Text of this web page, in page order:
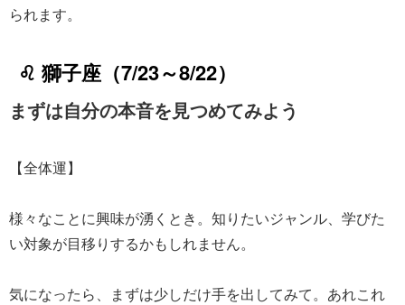
られます。
♌ 獅子座（7/23～8/22）
まずは自分の本音を見つめてみよう
【全体運】
様々なことに興味が湧くとき。知りたいジャンル、学びた
い対象が目移りするかもしれません。
気になったら、まずは少しだけ手を出してみて。あれこれ